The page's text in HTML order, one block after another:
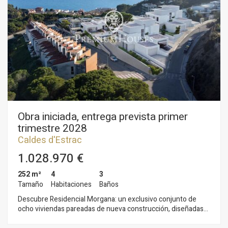
Obra iniciada, entrega prevista primer
trimestre 2028
Caldes d'Estrac
1.028.970 €
252 m²
Tamaño
4
Habitaciones
3
Baños
Descubre Residencial Morgana: un exclusivo conjunto de
ocho viviendas pareadas de nueva construcción, diseñadas